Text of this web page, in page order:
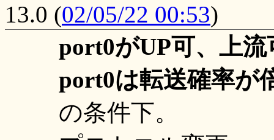
13.0 (02/05/22 00:53)
port0がUP可、上流
port0は転送確率が
の条件下。